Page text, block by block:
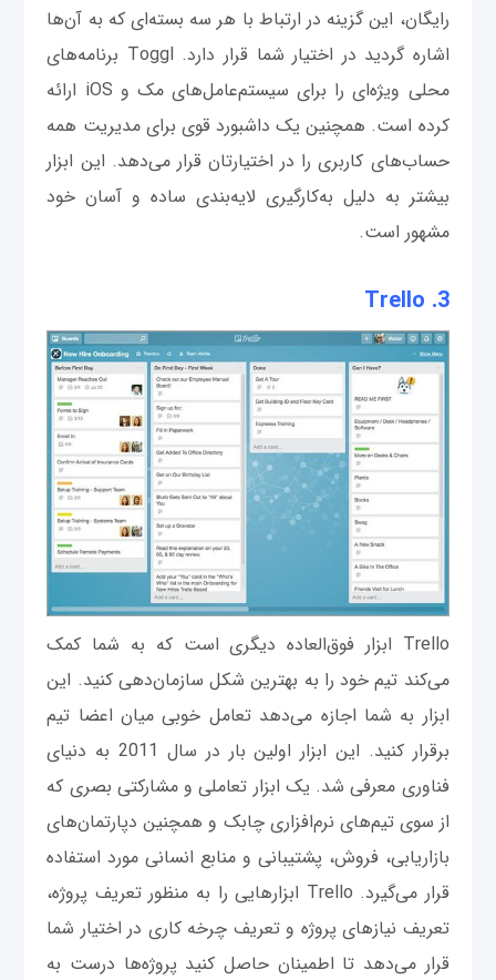
رایگان، این گزینه در ارتباط با هر سه بسته‌ای که به آن‌ها
اشاره گردید در اختیار شما قرار دارد. Toggl برنامه‌های
محلی ویژه‌ای را برای سیستم‌عامل‌های مک و iOS ارائه
کرده است. همچنین یک داشبورد قوی برای مدیریت همه
حساب‌های کاربری را در اختیارتان قرار می‌دهد. این ابزار
بیشتر به دلیل به‌کارگیری لایه‌بندی ساده و آسان خود
مشهور است.
3.
Trello
Trello ابزار فوق‌العاده دیگری است که به شما کمک
می‌کند تیم خود را به بهترین شکل سازمان‌دهی کنید. این
ابزار به شما اجازه می‌دهد تعامل خوبی میان اعضا تیم
برقرار کنید. این ابزار اولین بار در سال 2011 به دنیای
فناوری معرفی شد. یک ابزار تعاملی و مشارکتی بصری که
از سوی تیم‌های نرم‌افزاری چابک و همچنین دپارتمان‌های
بازاریابی، فروش، پشتیبانی و منابع انسانی مورد استفاده
قرار می‌گیرد. Trello ابزارهایی را به منظور تعریف پروژه،
تعریف نیازهای پروژه و تعریف چرخه کاری در اختیار شما
قرار می‌دهد تا اطمینان حاصل کنید پروژه‌ها درست به